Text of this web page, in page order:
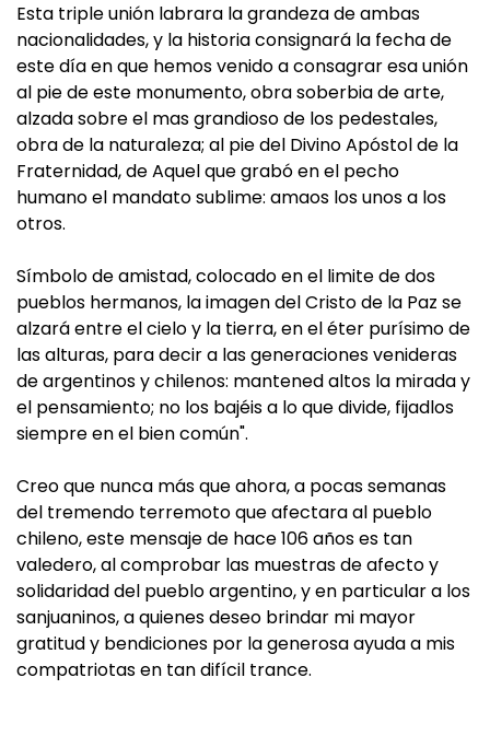
Esta triple unión labrara la grandeza de ambas
nacionalidades, y la historia consignará la fecha de
este día en que hemos venido a consagrar esa unión
al pie de este monumento, obra soberbia de arte,
alzada sobre el mas grandioso de los pedestales,
obra de la naturaleza; al pie del Divino Apóstol de la
Fraternidad, de Aquel que grabó en el pecho
humano el mandato sublime: amaos los unos a los
otros.
Símbolo de amistad, colocado en el limite de dos
pueblos hermanos, la imagen del Cristo de la Paz se
alzará entre el cielo y la tierra, en el éter purísimo de
las alturas, para decir a las generaciones venideras
de argentinos y chilenos: mantened altos la mirada y
el pensamiento; no los bajéis a lo que divide, fijadlos
siempre en el bien común".
Creo que nunca más que ahora, a pocas semanas
del tremendo terremoto que afectara al pueblo
chileno, este mensaje de hace 106 años es tan
valedero, al comprobar las muestras de afecto y
solidaridad del pueblo argentino, y en particular a los
sanjuaninos, a quienes deseo brindar mi mayor
gratitud y bendiciones por la generosa ayuda a mis
compatriotas en tan difícil trance.